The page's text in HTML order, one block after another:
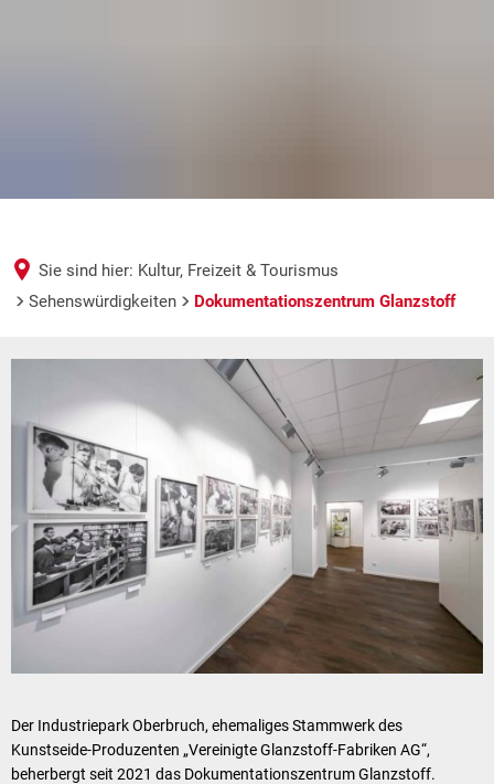
Sie sind hier: Kultur, Freizeit & Tourismus
Sehenswürdigkeiten
Dokumentationszentrum Glanzstoff
Dokumentationszentrum
Glanzstoff
Der Industriepark Oberbruch, ehemaliges Stammwerk des
Kunstseide-Produzenten „Vereinigte Glanzstoff-Fabriken AG“,
beherbergt seit 2021 das Dokumentationszentrum Glanzstoff.